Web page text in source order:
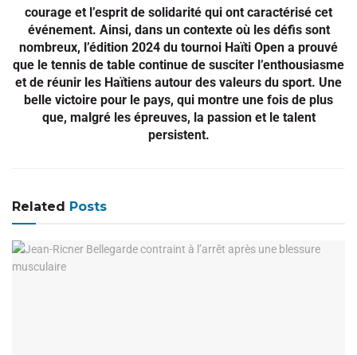
courage et l’esprit de solidarité qui ont caractérisé cet
événement. Ainsi, dans un contexte où les défis sont
nombreux, l’édition 2024 du tournoi Haïti Open a prouvé
que le tennis de table continue de susciter l’enthousiasme
et de réunir les Haïtiens autour des valeurs du sport. Une
belle victoire pour le pays, qui montre une fois de plus
que, malgré les épreuves, la passion et le talent
persistent.
Related Posts